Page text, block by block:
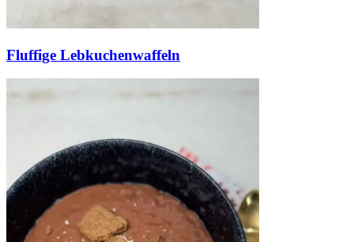
Fluffige Lebkuchenwaffeln